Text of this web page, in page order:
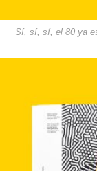
Sí, sí, sí, el 80 ya